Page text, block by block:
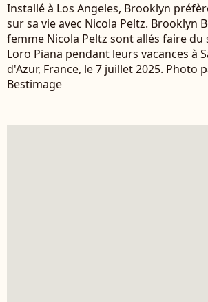
Installé à Los Angeles, Brooklyn
sur sa vie avec Nicola Peltz. Brooklyn
femme Nicola Peltz sont allés faire du
Loro Piana pendant leurs vacances à
d'Azur, France, le 7 juillet 2025. Photo
Bestimage